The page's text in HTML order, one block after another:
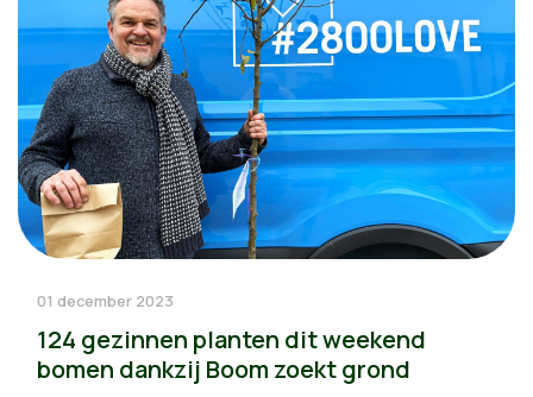
01 december 2023
124 gezinnen planten dit weekend
bomen dankzij Boom zoekt grond